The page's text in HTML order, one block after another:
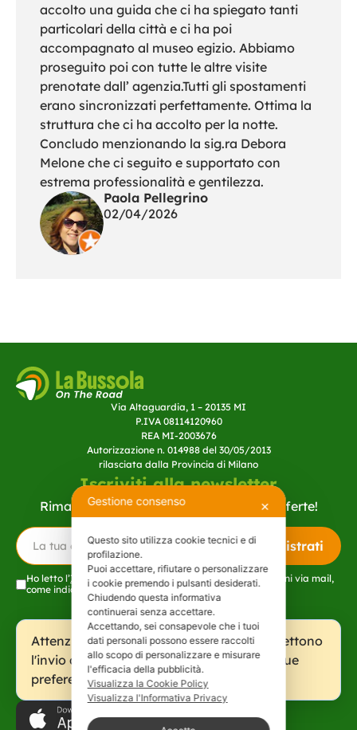
accolto una guida che ci ha spiegato tanti
particolari della città e ci ha poi
accompagnato al museo egizio. Abbiamo
proseguito poi con tutte le altre visite
prenotate dall’ agenzia.Tutti gli spostamenti
erano sincronizzati perfettamente. Ottima la
struttura che ci ha accolto per la notte.
Concludo menzionando la sig.ra Debora
Melone che ci seguito e supportato con
estrema professionalità e gentilezza.
Paola Pellegrino
02/04/2026
Via Altaguardia, 1 – 20135 MI
P.IVA 08114120960
REA MI-2003676
Autorizzazione n. 014988 del 30/05/2013
rilasciata dalla Provincia di Milano
Iscriviti alla newsletter
Rimani aggiornato sulle novità e sulle offerte!
Ho letto l’Informativae acconsento a ricevere promozioni via mail,
come indicato al punto c dell'informativa .
Registrati
e
v
e
Attenzione: le tue scelte cookie non permettono
l'invio del form. Clicca qui per rivedere le tue
preferenze.
Gestione consenso ✕
Questo sito utilizza cookie tecnici e di
profilazione.
Puoi accettare, rifiutare o personalizzare
i cookie premendo i pulsanti desiderati.
Chiudendo questa informativa
continuerai senza accettare.
Accettando, sei consapevole che i tuoi
dati personali possono essere raccolti
allo scopo di personalizzare e misurare
l'efficacia della pubblicità.
Visualizza la Cookie Policy
Visualizza l'Informativa Privacy